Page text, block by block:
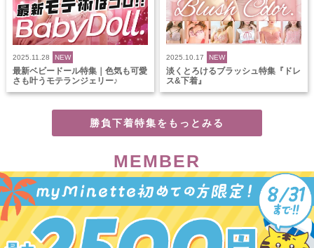
2025.11.28 NEW
最新ベビードール特集｜色気も可愛
さも叶うモテランジェリー♪
2025.10.17 NEW
淡くとろけるブラッシュ特集『ドレ
ス&下着』
勝負下着特集をもっとみる
MEMBER